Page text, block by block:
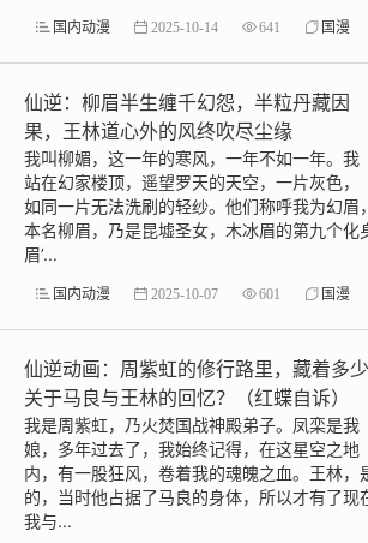
国内动漫 2025-10-14 641 国漫
仙逆：柳眉半生缠千幻怨，半粒丹藏因
果，王林道心外的风终吹尽尘缘
我叫柳媚，这一年的寒风，一年不如一年。我
站在幻家楼顶，遥望罗天的天空，一片灰色，
如同一片无法洗刷的轻纱。他们称呼我为幻眉
本名柳眉，乃是昆墟圣女，木冰眉的第九个化
眉’...
国内动漫 2025-10-07 601 国漫
仙逆动画：周紫虹的修行路里，藏着多少
关于马良与王林的回忆？（红蝶自诉）
我是周紫虹，乃火焚国战神殿弟子。凤栾是我
娘，多年过去了，我始终记得，在这星空之地
内，有一股狂风，卷着我的魂魄之血。王林，
的，当时他占据了马良的身体，所以才有了现
我与...